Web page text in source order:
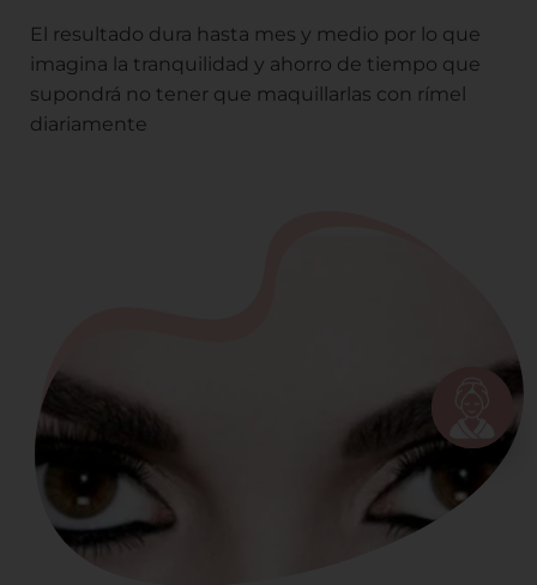
El resultado dura hasta mes y medio por lo que
imagina la tranquilidad y ahorro de tiempo que
supondrá no tener que maquillarlas con rímel
diariamente